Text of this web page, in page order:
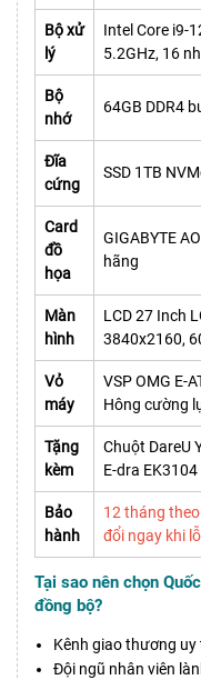
Bộ xử
lý
Intel Core i9-
5.2GHz, 16
Bộ
nhớ
64GB DDR4
Đĩa
cứng
SSD 1TB
Card
đồ
họa
GIGABYTE
hãng
Màn
hình
LCD 27 Inch
3840x2160,
Vỏ
máy
VSP OMG E-
Hông cường
Tặng
kèm
Chuột DareU
E-dra EK3104
Bảo
hành
12 tháng
đổi ngay khi
Tại sao nên chọn
đồng bộ?
Kênh giao thương
Đội ngũ nhân viên